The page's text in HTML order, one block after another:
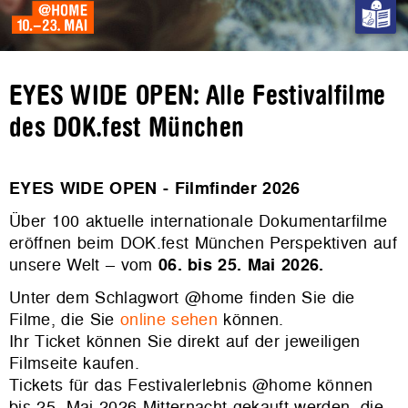
EYES WIDE OPEN: Alle Festivalfilme
des DOK.fest München
EYES WIDE OPEN - Filmfinder 2026
Über 100 aktuelle internationale Dokumentarfilme
eröffnen beim DOK.fest München Perspektiven auf
unsere Welt – vom 06. bis 25. Mai 2026.
Unter dem Schlagwort @home finden Sie die
Filme, die Sie online sehen können.
Ihr Ticket können Sie direkt auf der jeweiligen
Filmseite kaufen.
Tickets für das Festivalerlebnis @home können